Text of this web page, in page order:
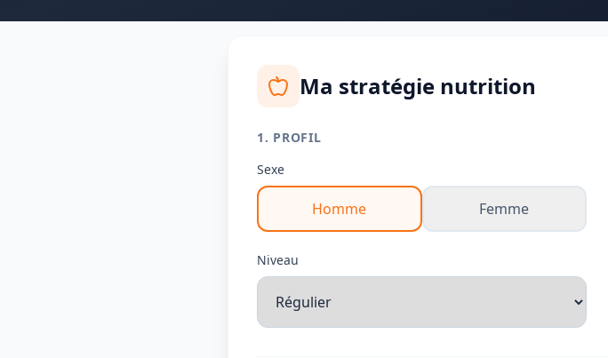
Ma stratégie nutrition
1. PROFIL
Sexe
Homme Femme
Niveau